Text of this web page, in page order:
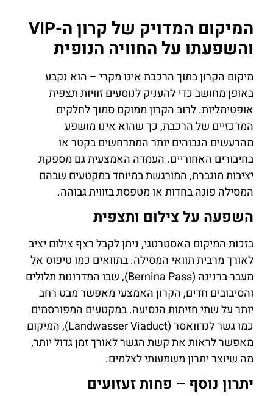
המיקום המדויק של קרון ה-VIP
והשפעתו על החוויה הנופית
מיקום הקרון בתוך הרכבת אינו מקרי – הוא נקבע
באופן מחושב כדי להעניק לנוסעים זוויות תצפית
אופטימליות. לרוב הקרון ממוקם סמוך לחלקים
המרכזיים של הרכבת, כך שהוא אינו מושפע
מהרעשים הגבוהים יותר המתרחשים בקטר או
בחיבורים האחוריים. העמדה האמצעית גם מספקת
יציבות מוגברת, המורגשת במיוחד במקטעים שבהם
המסילה פונה בחדות או מטפסת בזווית גבוהה.
השפעה על צילום ותצפית
בזכות המיקום האסטרטגי, ניתן לקבל רצף צילום יציב
לאורך מרבית תוואי המסילה. בתוואים כמו טיפוס אל
מעבר ברנינה (Bernina Pass), שבו המדרונות תלולים
והסיבובים חדים, הקרון האמצעי מאפשר מבט רחב
יותר על שתי חזיתות הנסיעה. במקטעים המפורסמים
כמו גשר לנדוואסר (Landwasser Viaduct), המיקום
מאפשר לראות את קשת הגשר לאורך זמן גדול יותר,
מה שיוצר יתרון משמעותי לצלמים.
יתרון נוסף – פחות זעזועים